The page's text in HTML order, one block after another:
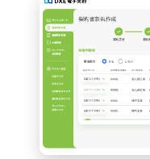
導入の流れ
導入事例